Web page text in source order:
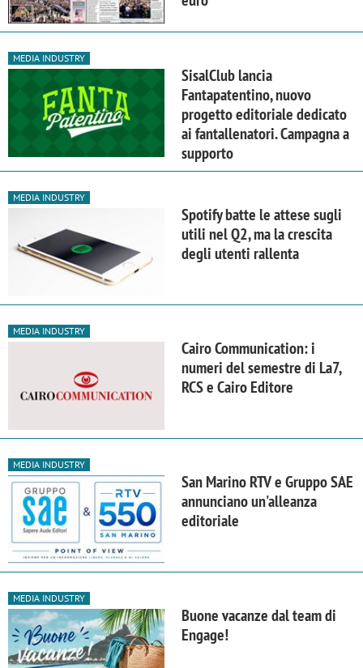
MEDIA INDUSTRY
SisalClub lancia
Fantapatentino, nuovo
progetto editoriale dedicato
ai fantallenatori. Campagna a
supporto
MEDIA INDUSTRY
Spotify batte le attese sugli
utili nel Q2, ma la crescita
degli utenti rallenta
MEDIA INDUSTRY
Cairo Communication: i
numeri del semestre di La7,
RCS e Cairo Editore
MEDIA INDUSTRY
San Marino RTV e Gruppo SAE
annunciano un'alleanza
editoriale
MEDIA INDUSTRY
Buone vacanze dal team di
Engage!